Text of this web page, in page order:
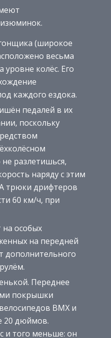
(широкое
весьма
уровне колёс. Его
каждого ездока.
педалей в их
поскольку
разлетишься,
наряду с этим
трюки дрифтеров
60 км/ч, при
на особых
на передней
дополнительного
Переднее
покрышки
ВМХ и
20 дюймов.
и того меньше: он